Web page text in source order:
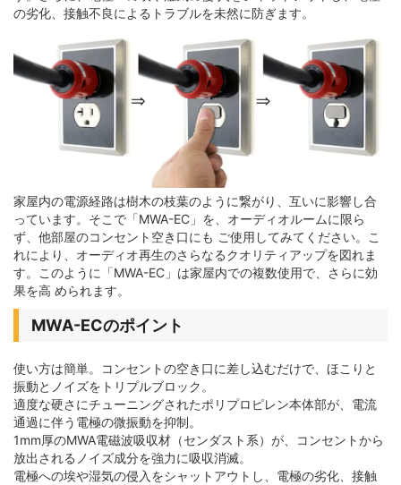
の劣化、接触不良によるトラブルを未然に防ぎます。
家屋内の電源経路は樹木の枝葉のように繋がり、互いに影響し合
っています。そこで「MWA-EC」を、オーディオルームに限ら
ず、他部屋のコンセント空き口にも ご使用してみてください。こ
れにより、オーディオ再生のさらなるクオリティアップを図れま
す。このように「MWA-EC」は家屋内での複数使用で、さらに効
果を高 められます。
MWA-ECのポイント
使い方は簡単。コンセントの空き口に差し込むだけで、ほこりと
振動とノイズをトリプルブロック。
適度な硬さにチューニングされたポリプロピレン本体部が、電流
通過に伴う電極の微振動を抑制。
1mm厚のMWA電磁波吸収材（センダスト系）が、コンセントから
放出されるノイズ成分を強力に吸収消滅。
電極への埃や湿気の侵入をシャットアウトし、電極の劣化、接触